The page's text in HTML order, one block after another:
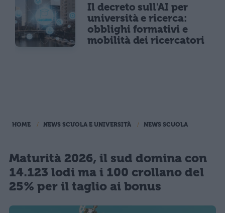
Il decreto sull'AI per
università e ricerca:
obblighi formativi e
mobilità dei ricercatori
HOME NEWS SCUOLA E UNIVERSITÀ NEWS SCUOLA
Maturità 2026, il sud domina con
14.123 lodi ma i 100 crollano del
25% per il taglio ai bonus